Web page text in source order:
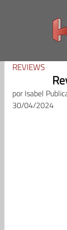
REVIEWS
porIsabel
30/04/2024